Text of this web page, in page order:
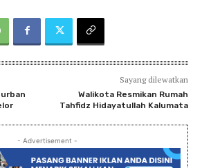
Sayang dilewatkan
Walikota Resmikan Rumah
Tahfidz Hidayatullah Kalumata
- Advertisement -